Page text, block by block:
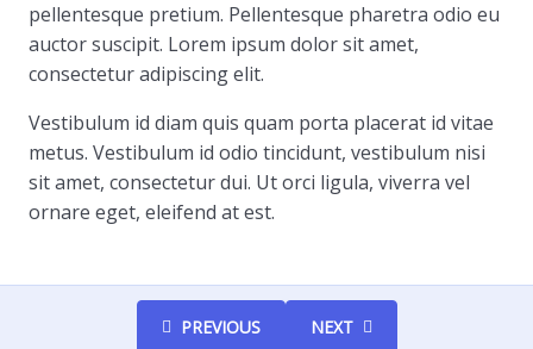
pellentesque pretium. Pellentesque pharetra odio eu
auctor suscipit. Lorem ipsum dolor sit amet,
consectetur adipiscing elit.
Vestibulum id diam quis quam porta placerat id vitae
metus. Vestibulum id odio tincidunt, vestibulum nisi
sit amet, consectetur dui. Ut orci ligula, viverra vel
ornare eget, eleifend at est.
PREVIOUS NEXT